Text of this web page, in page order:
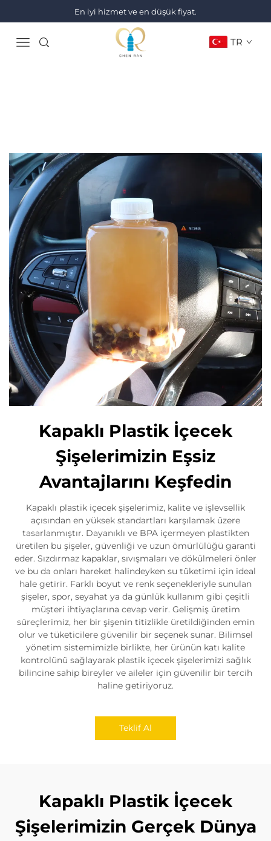
En iyi hizmet ve en düşük fiyat.
TR
Kapaklı Plastik İçecek
Şişelerimizin Eşsiz
Avantajlarını Keşfedin
Kapaklı plastik içecek şişelerimiz, kalite ve işlevsellik
açısından en yüksek standartları karşılamak üzere
tasarlanmıştır. Dayanıklı ve BPA içermeyen plastikten
üretilen bu şişeler, güvenliği ve uzun ömürlülüğü garanti
eder. Sızdırmaz kapaklar, sıvışmaları ve dökülmeleri önler
ve bu da onları hareket halindeyken su tüketimi için ideal
hale getirir. Farklı boyut ve renk seçenekleriyle sunulan
şişeler, spor, seyahat ya da günlük kullanım gibi çeşitli
müşteri ihtiyaçlarına cevap verir. Gelişmiş üretim
süreçlerimiz, her bir şişenin titizlikle üretildiğinden emin
olur ve tüketicilere güvenilir bir seçenek sunar. Bilimsel
yönetim sistemimizle birlikte, her ürünün katı kalite
kontrolünü sağlayarak plastik içecek şişelerimizi sağlık
bilincine sahip bireyler ve aileler için güvenilir bir tercih
haline getiriyoruz.
Teklif Al
Kapaklı Plastik İçecek
Şişelerimizin Gerçek Dünya